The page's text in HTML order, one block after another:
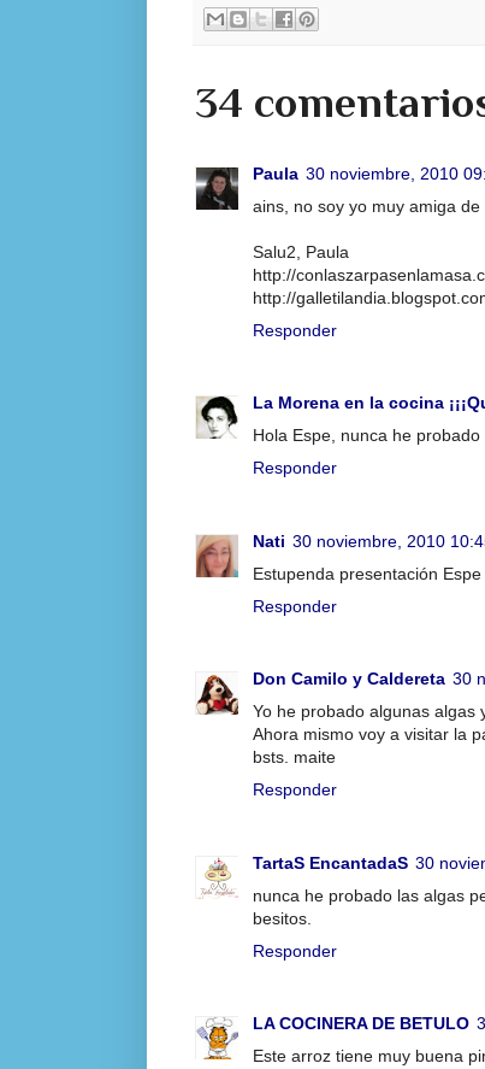
34
Paula 30 noviembre, 2010
ains, no soy yo muy amiga
Salu2, Paula
http://
http://
Responder
La Morena en la cocina
Hola Espe, nunca he
Responder
Nati 30 noviembre, 2010
Estupenda presentación
Responder
Don Camilo y Caldereta 30
Yo he probado algunas algas
Ahora mismo voy a visitar la
bsts. maite
Responder
TartaS EncantadaS 30
nunca he probado las algas
besitos.
Responder
LA COCINERA DE BETULO
Este arroz tiene muy buena